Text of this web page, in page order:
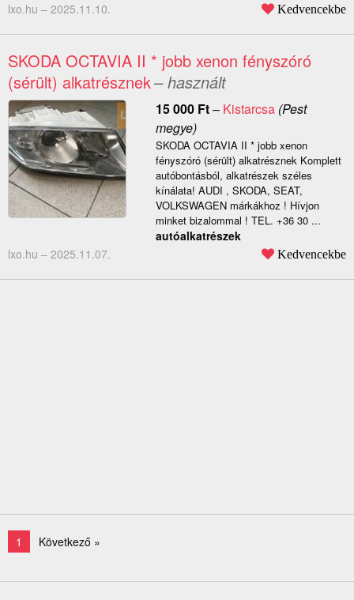
lxo.hu – 2025.11.10. Kedvencekbe
SKODA OCTAVIA II * jobb xenon fényszóró
(sérült) alkatrésznek– használt
15 000 Ft– Kistarcsa(Pest
megye)
SKODA OCTAVIA II * jobb xenon
fényszóró (sérült) alkatrésznek Komplett
autóbontásból, alkatrészek széles
kínálata! AUDI , SKODA, SEAT,
VOLKSWAGEN márkákhoz ! Hívjon
minket bizalommal ! TEL. +36 30 ...
autóalkatrészek
lxo.hu – 2025.11.07. Kedvencekbe
1 Következő »